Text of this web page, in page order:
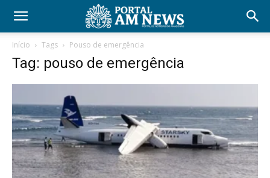
Início Tags Pouso de emergência
Tag: pouso de emergência